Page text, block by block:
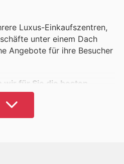
Luxus-Einkaufszentren,
unter einem Dach
Angebote für ihre Besucher
für Sie die besten
in denen Sie das
Verfügbarkeit der Artikel